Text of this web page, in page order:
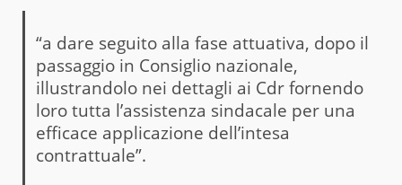
“a dare seguito alla fase attuativa, dopo il
passaggio in Consiglio nazionale,
illustrandolo nei dettagli ai Cdr fornendo
loro tutta l’assistenza sindacale per una
efficace applicazione dell’intesa
contrattuale”.